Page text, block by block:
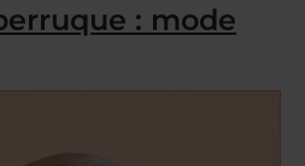
: mode